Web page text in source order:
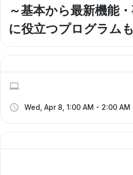
～基本から最新機能
に役立つプログラム
Wed, Apr 8, 1:00 AM - 2:00 AM